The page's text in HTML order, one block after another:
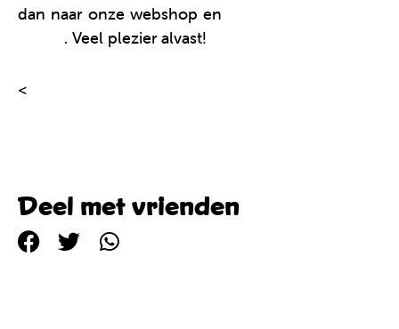
dan naar onze webshop en
. Veel plezier alvast!
<
Deel met vrienden